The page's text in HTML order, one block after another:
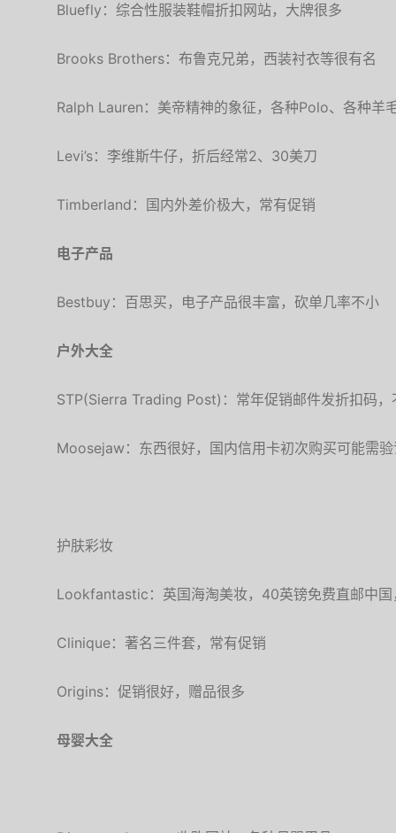
Bluefly：综合性服装鞋帽折扣网站，大牌很多
Brooks Brothers：布鲁克兄弟，西装衬衣等很有名
Ralph Lauren：美帝精神的象征，各种Polo、各种羊
Levi’s：李维斯牛仔，折后经常2、30美刀
Timberland：国内外差价极大，常有促销
电子产品
Bestbuy：百思买，电子产品很丰富，砍单几率不小
户外大全
STP(Sierra Trading Post)：常年促销邮件发折扣码
Moosejaw：东西很好，国内信用卡初次购买可能需
护肤彩妆
Lookfantastic：英国海淘美妆，40英镑免费直邮中国
Clinique：著名三件套，常有促销
Origins：促销很好，赠品很多
母婴大全